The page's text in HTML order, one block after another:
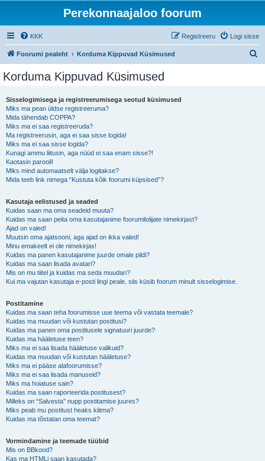
Perekonnaajaloo foorum
KKK Logi sisse
Registreeru
Foorumi pealeht Korduma Kippuvad Küsimused
Korduma Kippuvad Küsimused
Sisselogimisega ja registreerumisega seotud küsimused
Miks ma pean üldse registreeruma?
Mida tähendab COPPA?
Miks ma ei saa registreeruda?
Ma registreerusin, aga ei saa sisse logida!
Miks ma ei saa sisse logida?
Kunagi ammu liitusin, aga nüüd ei saa enam sisse?!
Kaotasin parooli!
Miks mind automaatselt välja logitakse?
Mida teeb link nimega “Kustuta kõik foorumi küpsised”?
Kasutaja eelistused ja seaded
Kuidas saan ma oma seadeid muuta?
Kuidas ma saan peita oma kasutajanime foorumilolijate nimekirjast?
Ajad on valed!
Muutsin oma ajatsooni, aga ajad on ikka valed!
Minu emakeelt ei ole nimekirjas!
Kuidas ma panen kasutajanime juurde omale pildi?
Kuidas ma saan lisada avatari?
Mis on mu tiitel ja kuidas ma seda muudan?
Kui ma vajutan kasutaja e-posti lingi peale, siis küsib foorum minult sisselogimise.
Postitamine
Kuidas ma saan teha foorumisse uue teema või vastata teemale?
Kuidas ma muudan või kustutan postitusi?
Kuidas ma panen oma postitusele signatuuri juurde?
Kuidas ma hääletuse teen?
Miks ma ei saa lisada hääletuse valikuid?
Kuidas ma muudan või kustutan hääletuse?
Miks ma ei pääse alafoorumisse?
Miks ma ei saa lisada manuseid?
Miks ma hoiatuse sain?
Kuidas ma saan raporteerida postitusest?
Milleks on “Salvesta” nupp postitamise juures?
Miks peab mu postitust heaks kiitma?
Kuidas ma tõstatan oma teemat?
Vormindamine ja teemade tüübid
Mis on BBkood?
Kas ma HTMLi saan kasutada?